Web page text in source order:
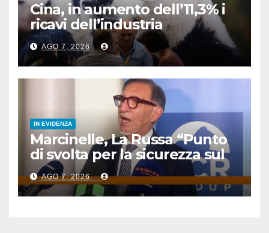
Cina, in aumento dell’11,3% i
ricavi dell’industria
pubblicitaria
AGO 7, 2026
IN EVIDENZA
Marcinelle, La Russa “Punto
di svolta per la sicurezza sul
lavoro”
AGO 7, 2026